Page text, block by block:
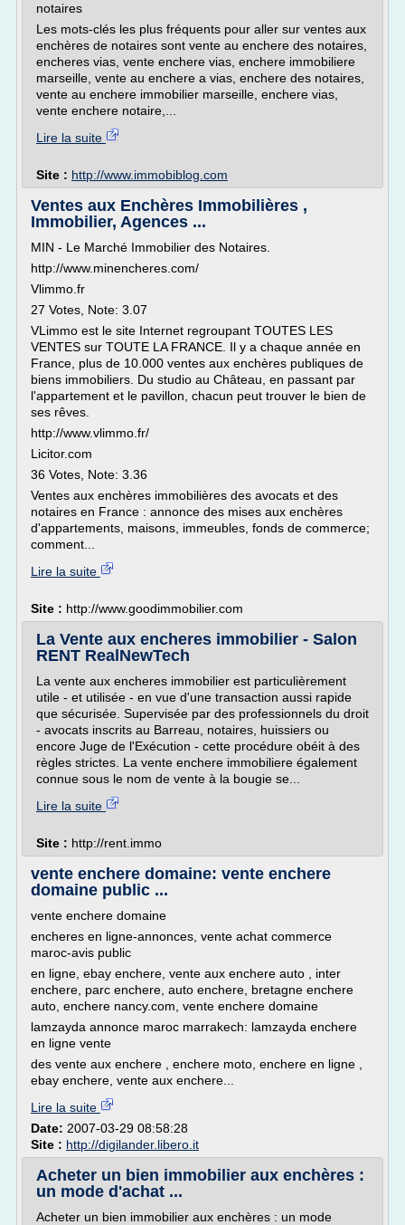
notaires
Les mots-clés les plus fréquents pour aller sur ventes aux
enchères de notaires sont vente au enchere des notaires,
encheres vias, vente enchere vias, enchere immobiliere
marseille, vente au enchere a vias, enchere des notaires,
vente au enchere immobilier marseille, enchere vias,
vente enchere notaire,...
Lire la suite
Site : http://www.immobiblog.com
Ventes aux Enchères Immobilières ,
Immobilier, Agences ...
MIN - Le Marché Immobilier des Notaires.
http://www.minencheres.com/
Vlimmo.fr
27 Votes, Note: 3.07
VLimmo est le site Internet regroupant TOUTES LES
VENTES sur TOUTE LA FRANCE. Il y a chaque année en
France, plus de 10.000 ventes aux enchères publiques de
biens immobiliers. Du studio au Château, en passant par
l'appartement et le pavillon, chacun peut trouver le bien de
ses rêves.
http://www.vlimmo.fr/
Licitor.com
36 Votes, Note: 3.36
Ventes aux enchères immobilières des avocats et des
notaires en France : annonce des mises aux enchères
d'appartements, maisons, immeubles, fonds de commerce;
comment...
Lire la suite
Site : http://www.goodimmobilier.com
La Vente aux encheres immobilier - Salon
RENT RealNewTech
La vente aux encheres immobilier est particulièrement
utile - et utilisée - en vue d'une transaction aussi rapide
que sécurisée. Supervisée par des professionnels du droit
- avocats inscrits au Barreau, notaires, huissiers ou
encore Juge de l'Exécution - cette procédure obéit à des
règles strictes. La vente enchere immobiliere également
connue sous le nom de vente à la bougie se...
Lire la suite
Site : http://rent.immo
vente enchere domaine: vente enchere
domaine public ...
vente enchere domaine
encheres en ligne-annonces, vente achat commerce
maroc-avis public
en ligne, ebay enchere, vente aux enchere auto , inter
enchere, parc enchere, auto enchere, bretagne enchere
auto, enchere nancy.com, vente enchere domaine
lamzayda annonce maroc marrakech: lamzayda enchere
en ligne vente
des vente aux enchere , enchere moto, enchere en ligne ,
ebay enchere, vente aux enchere...
Lire la suite
Date: 2007-03-29 08:58:28
Site : http://digilander.libero.it
Acheter un bien immobilier aux enchères :
un mode d'achat ...
Acheter un bien immobilier aux enchères : un mode